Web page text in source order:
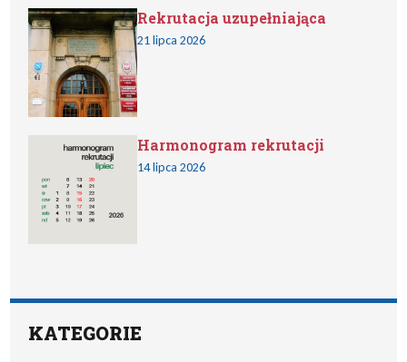
Rekrutacja uzupełniająca
21 lipca 2026
Harmonogram rekrutacji
14 lipca 2026
KATEGORIE